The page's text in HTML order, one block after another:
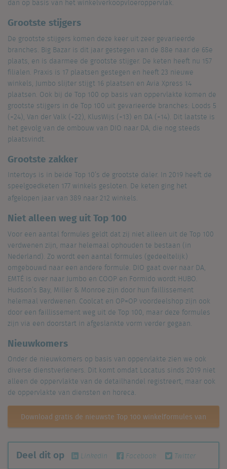
dan op basis van het winkelverkoopvloeroppervlak.
Grootste stijgers
De grootste stijgers komen deze keer uit zeer gevarieerde
branches. Big Bazar is dit jaar gestegen van de 88e naar de 65e
plaats, en is daarmee de grootste stijger. De keten heeft nu 157
filialen. Praxis is 17 plaatsen gestegen en heeft 23 nieuwe
winkels, Jumbo slijter stijgt 16 plaatsen en Avia Xpress 14
plaatsen. Ook bij de Top 100 op basis van oppervlakte komen de
grootste stijgers in de Top 100 uit gevarieerde branches: Loods 5
(+24), Van der Valk (+22), KlusWijs (+13) en DA (+14). Dit laatste is
het gevolg van de ombouw van DIO naar DA, die nog steeds
plaatsvindt.
Grootste zakker
Intertoys is in beide Top 10’s de grootste daler. In 2019 heeft de
speelgoedketen 177 winkels gesloten. De keten ging het
afgelopen jaar van 389 naar 212 winkels.
Niet alleen weg uit Top 100
Voor een aantal formules geldt dat zij niet alleen uit de Top 100
verdwenen zijn, maar helemaal ophouden te bestaan (in
Nederland). Zo wordt een aantal formules (gedeeltelijk)
omgebouwd naar een andere formule. DIO gaat over naar DA,
EMTÉ is over naar Jumbo en COOP en Formido wordt HUBO.
Hudson’s Bay, Miller & Monroe zijn door hun faillissement
helemaal verdwenen. Coolcat en OP=OP voordeelshop zijn ook
door een faillissement weg uit de Top 100, maar deze formules
zijn via een doorstart in afgeslankte vorm verder gegaan.
Nieuwkomers
Onder de nieuwkomers op basis van oppervlakte zien we ook
diverse dienstverleners. Dit komt omdat Locatus sinds 2019 niet
alleen de oppervlakte van de detailhandel registreert, maar ook
de oppervlakte van diensten en horeca.
Download gratis de nieuwste Top 100 winkelformules van
Deel dit op Linkedin Facebook Twitter